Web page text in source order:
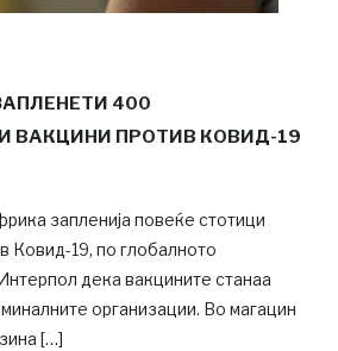
400
ВАКЦИНИ ПРОТИВ КОВИД-19
запленија повеќе стотици
Ковид-19, по глобалното
дека вакцините станаа
организации. Во магацин
[…]